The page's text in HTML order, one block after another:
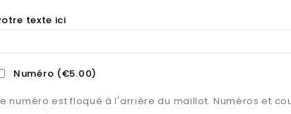
texte ici
Numéro (€5.00)
numéro est floqué à l'arrière du maillot. Numéros et